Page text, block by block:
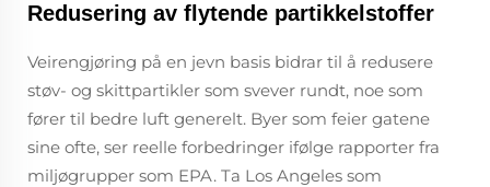
Redusering av flytende partikkelstoffer
Veirengjøring på en jevn basis bidrar til å redusere
støv- og skittpartikler som svever rundt, noe som
fører til bedre luft generelt. Byer som feier gatene
sine ofte, ser reelle forbedringer ifølge rapporter fra
miljøgrupper som EPA. Ta Los Angeles som